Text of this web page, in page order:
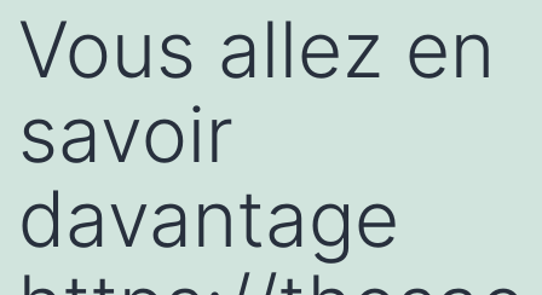
Vous allez en
savoir
davantage